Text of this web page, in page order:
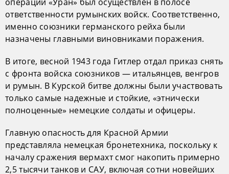
ответственности румынских войск. Соответственно,
именно союзники германского рейха были
назначены главными виновниками поражения.
В итоге, весной 1943 года Гитлер отдал приказ снять
с фронта войска союзников — итальянцев, венгров
и румын. В Курской битве должны были участвовать
только самые надежные и стойкие, «этнически
полноценные» немецкие солдаты и офицеры.
Главную опасность для Красной Армии
представляла немецкая бронетехника, поскольку к
началу сражения вермахт смог накопить примерно
2,5 тысячи танков и САУ, включая сотни новейших